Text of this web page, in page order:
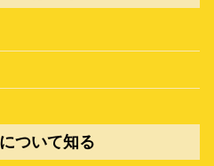
ついて知る